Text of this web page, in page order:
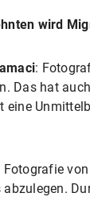
wird
:
Das hat
eine